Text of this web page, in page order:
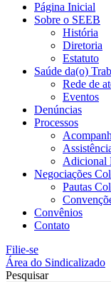
Página Inicial
Sobre o SEEB
História
Diretoria
Estatuto
Saúde da(o)
Rede de
Eventos
Denúncias
Processos
Adicional
Negociações
Pautas
Convênios
Contato
Filie-se
Área do Sindicalizado
Pesquisar